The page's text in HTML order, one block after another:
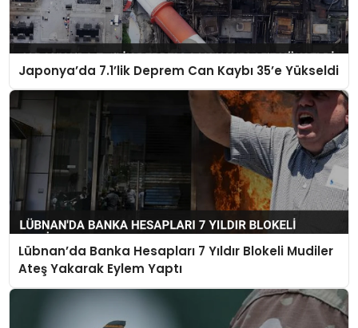
Japonya’da 7.1’lik Deprem Can Kaybı 35’e Yükseldi
Lübnan’da Banka Hesapları 7 Yıldır Blokeli Mudiler
Ateş Yakarak Eylem Yaptı